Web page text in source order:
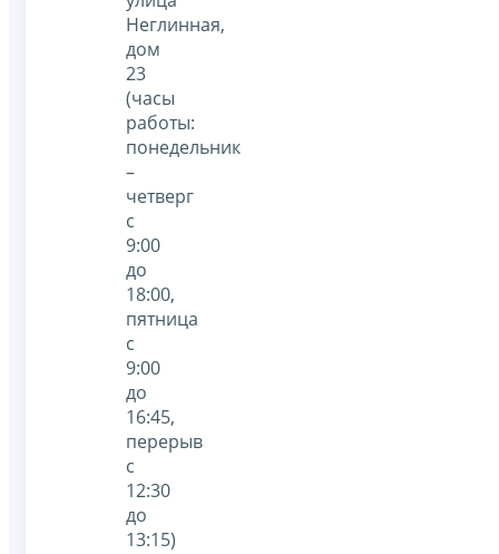
Неглинная,
дом
23
(часы
работы:
понедельник
–
четверг
с
9:00
до
18:00,
пятница
с
9:00
до
16:45,
перерыв
с
12:30
до
13:15)